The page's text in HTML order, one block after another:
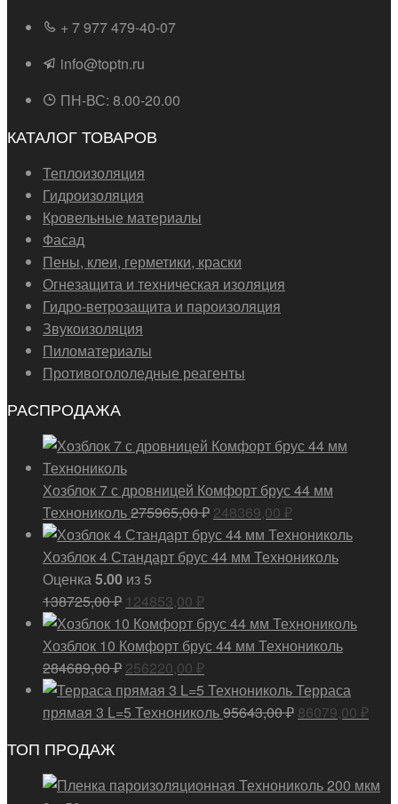
+ 7 977 479-40-07
info@toptn.ru
ПН-ВС: 8.00-20.00
КАТАЛОГ ТОВАРОВ
Теплоизоляция
Гидроизоляция
Кровельные материалы
Фасад
Пены, клеи, герметики, краски
Огнезащита и техническая изоляция
Гидро-ветрозащита и пароизоляция
Звукоизоляция
Пиломатериалы
Противогололедные реагенты
РАСПРОДАЖА
Хозблок 7 с дровницей Комфорт брус 44 мм
Технониколь275965,00₽ Первоначальная
цена
составляла
248369,00 ₽
цена:
248369,00 ₽.
Хозблок 4 Стандарт брус 44 мм Технониколь
Оценка5.00 из 5
138725,00₽ Первоначальная
цена
составляла
138725,00 ₽.
124853,00 ₽
цена:
124853,00 ₽.
Хозблок 10 Комфорт брус 44 мм Технониколь
284689,00₽ Первоначальная
цена
составляла
256220,00 ₽
цена:
256220,00 ₽.
Терраса
прямая 3 L=5 Технониколь95643,00₽
95643,00 ₽.
86079,00 ₽
ТОП ПРОДАЖ